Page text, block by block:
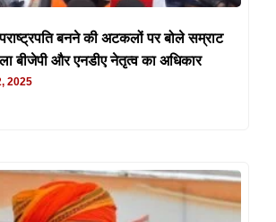
बनने की अटकलों पर बोले सम्राट
बीजेपी और एनडीए नेतृत्व का अधिकार
2025